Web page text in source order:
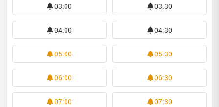
03:00 03:30
04:00 04:30
05:00 05:30
06:00 06:30
07:00 07:30